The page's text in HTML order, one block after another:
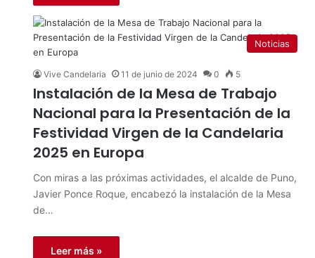
Noticias
Vive Candelaria 11 de junio de 2024 0 5
Instalación de la Mesa de Trabajo
Nacional para la Presentación de la
Festividad Virgen de la Candelaria
2025 en Europa
Con miras a las próximas actividades, el alcalde de Puno,
Javier Ponce Roque, encabezó la instalación de la Mesa
de…
Leer más »